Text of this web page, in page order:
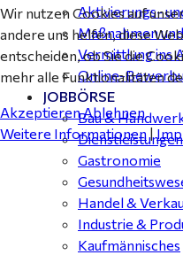
Aktivierungs-
Maßnahmen
Vermittlung ins
Online-
JOBBÖRSE
Bau &
Dienstleistungen
Gastronomie
Handel &
Industrie &
Kaufmännisches
Wir nutzen Cookies auf
andere uns helfen, diese
entscheiden, ob Sie die
mehr alle Funktionalitäten
AkzeptierenAblehnen
Weitere Informationen |